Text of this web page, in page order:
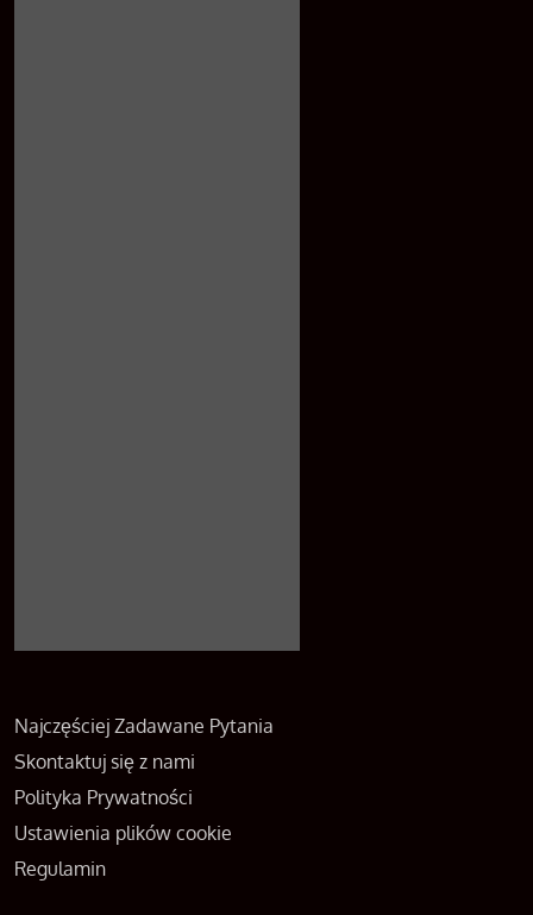
Najczęściej Zadawane Pytania
Skontaktuj się z nami
Polityka Prywatności
Ustawienia plików cookie
Regulamin